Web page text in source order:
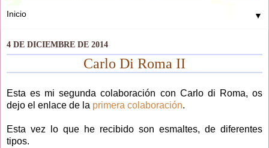
▼
4 DE DICIEMBRE DE 2014
Carlo Di Roma II
Esta es mi segunda colaboración con Carlo di Roma, os
dejo el enlace de la primera colaboración.
Esta vez lo que he recibido son esmaltes, de diferentes
tipos.